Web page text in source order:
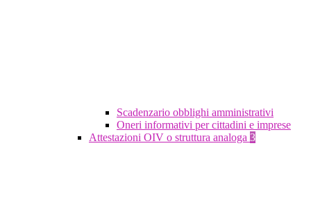
Scadenzario obblighi amministrativi
Oneri informativi per cittadini e imprese
Attestazioni OIV o struttura analoga 3